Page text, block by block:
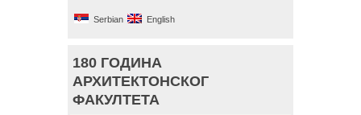
Serbian English
180 ГОДИНА
АРХИТЕКТОНСКОГ
ФАКУЛТЕТА